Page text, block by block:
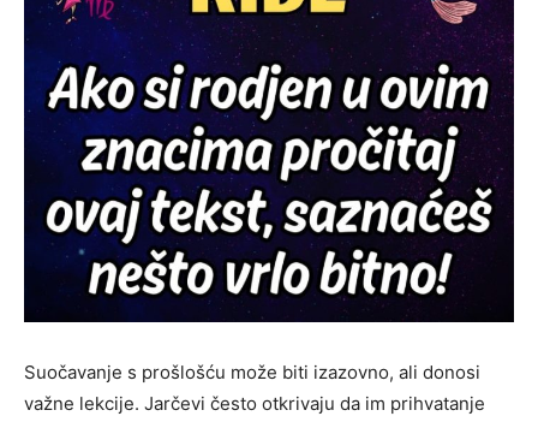
Suočavanje s prošlošću može biti izazovno, ali donosi
važne lekcije. Jarčevi često otkrivaju da im prihvatanje